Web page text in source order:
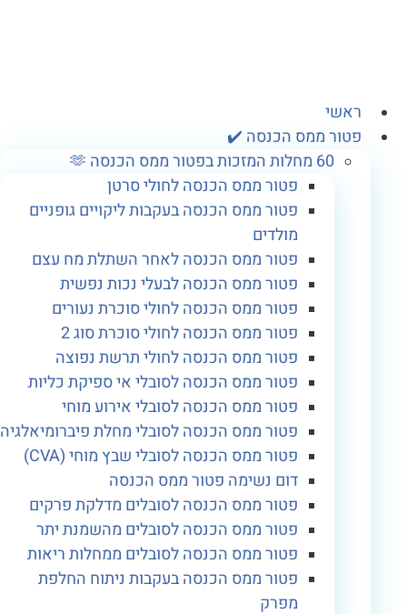
ממס הכנסה ✔️
פטור ממס הכנסה לחולי סרטן
פטור ממס הכנסה בעקבות ליקויים גופניים
פטור ממס הכנסה לאחר השתלת מח עצם
פטור ממס הכנסה לבעלי נכות נפשית
פטור ממס הכנסה לחולי סוכרת נעורים
פטור ממס הכנסה לחולי סוכרת סוג 2
פטור ממס הכנסה לחולי תרשת נפוצה
פטור ממס הכנסה לסובלי אי ספיקת כליות
פטור ממס הכנסה לסובלי אירוע מוחי
פטור ממס הכנסה לסובלי מחלת פיברומיאלגיה
פטור ממס הכנסה לסובלי שבץ מוחי (CVA)
דום נשימה פטור ממס הכנסה
פטור ממס הכנסה לסובלים מדלקת פרקים
פטור ממס הכנסה לסובלים מהשמנת יתר
פטור ממס הכנסה לסובלים ממחלות ריאות
פטור ממס הכנסה בעקבות ניתוח החלפת